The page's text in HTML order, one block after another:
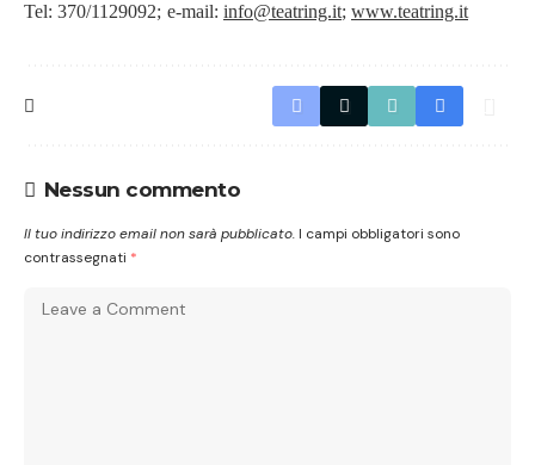
Tel: 370/1129092; e-mail: info@teatring.it; www.teatring.it
Nessun commento
Il tuo indirizzo email non sarà pubblicato. I campi obbligatori sono
contrassegnati *